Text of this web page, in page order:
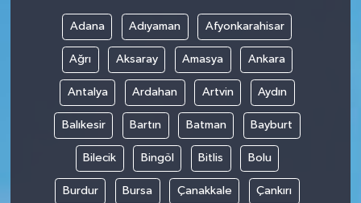
Adana Adıyaman Afyonkarahisar
Ağrı Aksaray Amasya Ankara
Antalya Ardahan Artvin Aydın
Balıkesir Bartın Batman Bayburt
Bilecik Bingöl Bitlis Bolu
Burdur Bursa Çanakkale Çankırı